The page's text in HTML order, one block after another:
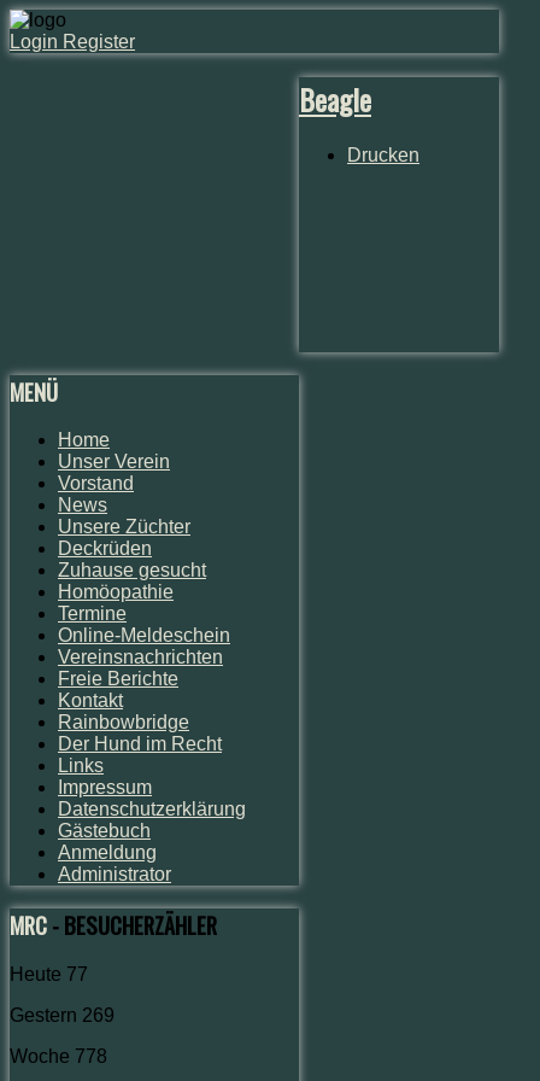
Login Register
Beagle
Drucken
MENÜ
Home
Unser Verein
Vorstand
News
Unsere Züchter
Deckrüden
Zuhause gesucht
Homöopathie
Termine
Online-Meldeschein
Vereinsnachrichten
Freie Berichte
Kontakt
Rainbowbridge
Der Hund im Recht
Links
Impressum
Datenschutzerklärung
Gästebuch
Anmeldung
Administrator
MRC- BESUCHERZÄHLER
Heute 77
Gestern 269
Woche 778